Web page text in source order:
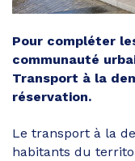
Pour compléter
communauté
Transport à la
réservation.
Le transport à la
habitants du